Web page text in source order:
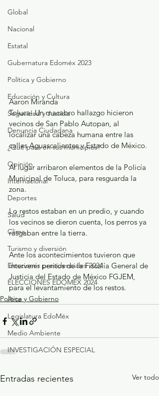
Global
Nacional
Estatal
Gubernatura Edoméx 2023
Política y Gobierno
Educación y Cultura
Seguridad y Justicia
Denuncia Ciudadana
¿Qué pasa en tus municipios?
Opinión
Internacional
Deportes
Salud
Clima
Turismo y diversión
Elecciones presidenciales 2024
ELECCIONES EDOMEX 2024
Arte
Legislatura EdoMéx
Medio Ambiente
INVESTIGACIÓN ESPECIAL
Aaron Miranda
Toluca- Un macabro hallazgo hicieron
vecinos de San Pablo Autopan, al
localizar una cabeza humana entre las
calles Aguascalientes y Estado de México.
Al lugar arribaron elementos de la Policía
Municipal de Toluca, para resguarda la
zona.
Lo restos estaban en un predio, y cuando
los vecinos se dieron cuenta, los perros ya
rasgaban entre la tierra.
Ante los acontecimientos tuvieron que
intervenir peritos de la Fiscalía General de
Justicia del Estado de México FGJEM,
para el levantamiento de los restos.
Política y Gobierno
Entradas recientes Ver todo